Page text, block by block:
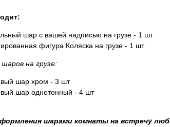
шар с вашей надписью на грузе - 1 шт
фигура Коляска на грузе - 1 шт
шаров на грузе:
шар хром - 3 шт
шар однотонный - 4 шт
шарами комнаты на встречу